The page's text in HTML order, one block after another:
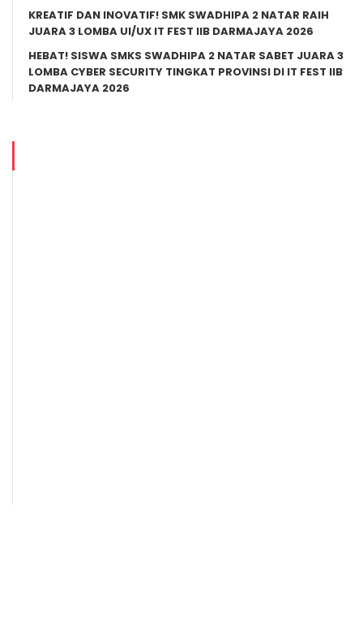
KREATIF DAN INOVATIF! SMK SWADHIPA 2 NATAR RAIH
JUARA 3 LOMBA UI/UX IT FEST IIB DARMAJAYA 2026
HEBAT! SISWA SMKS SWADHIPA 2 NATAR SABET JUARA 3
LOMBA CYBER SECURITY TINGKAT PROVINSI DI IT FEST IIB
DARMAJAYA 2026